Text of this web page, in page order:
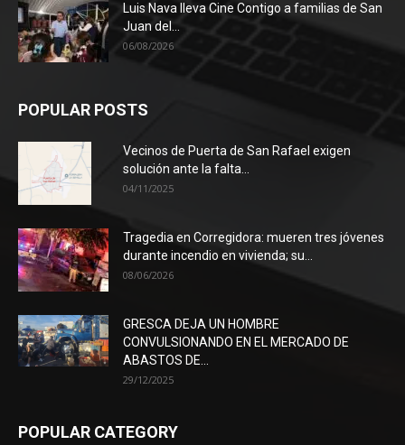
Luis Nava lleva Cine Contigo a familias de San
Juan del...
06/08/2026
POPULAR POSTS
Vecinos de Puerta de San Rafael exigen
solución ante la falta...
04/11/2025
Tragedia en Corregidora: mueren tres jóvenes
durante incendio en vivienda; su...
08/06/2026
GRESCA DEJA UN HOMBRE
CONVULSIONANDO EN EL MERCADO DE
ABASTOS DE...
29/12/2025
POPULAR CATEGORY